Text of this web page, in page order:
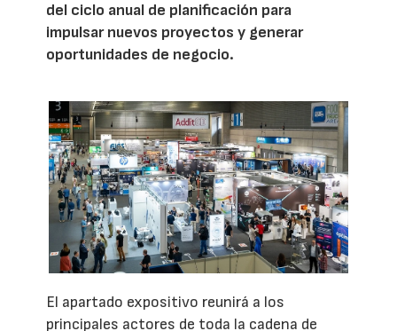
del ciclo anual de planificación para
impulsar nuevos proyectos y generar
oportunidades de negocio.
El apartado expositivo reunirá a los
principales actores de toda la cadena de